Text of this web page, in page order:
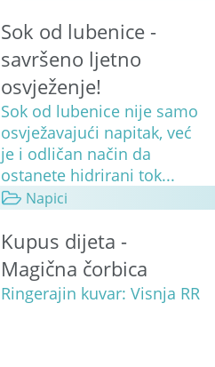
Sok od lubenice -
savršeno ljetno
osvježenje!
Sok od lubenice nije samo
osvježavajući napitak, već
je i odličan način da
ostanete hidrirani tok...
Napici
Kupus dijeta -
Magična čorbica
Ringerajin kuvar: Visnja RR